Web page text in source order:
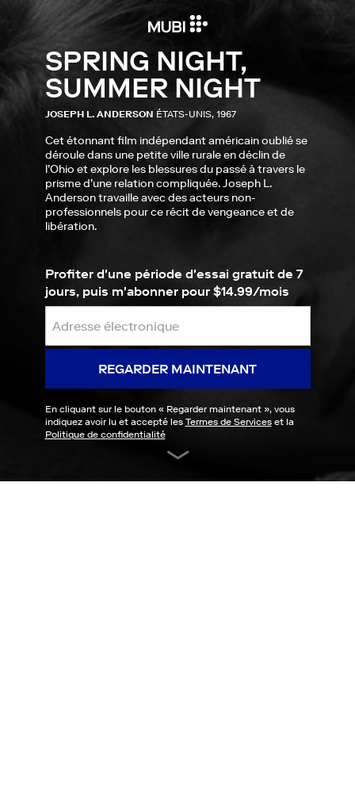
SPRING NIGHT,
SUMMER NIGHT
JOSEPH L. ANDERSON ÉTATS-UNIS, 1967
Cet étonnant film indépendant américain oublié se
déroule dans une petite ville rurale en déclin de
l’Ohio et explore les blessures du passé à travers le
prisme d’une relation compliquée. Joseph L.
Anderson travaille avec des acteurs non-
professionnels pour ce récit de vengeance et de
libération.
Profiter d'une période d'essai gratuit de 7
jours, puis m'abonner pour $14.99/mois
REGARDER MAINTENANT
En cliquant sur le bouton « Regarder maintenant», vous
indiquez avoir lu et accepté les Termes de Serviceset la
Politique de confidentialité